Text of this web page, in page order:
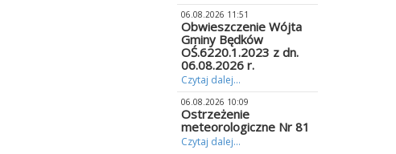
06.08.2026 11:51
Obwieszczenie Wójta
Gminy Będków
OŚ.6220.1.2023 z dn.
06.08.2026 r.
Czytaj dalej...
06.08.2026 10:09
Ostrzeżenie
meteorologiczne Nr 81
Czytaj dalej...